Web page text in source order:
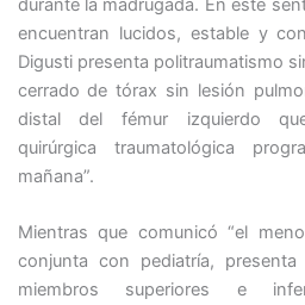
durante la madrugada. En este
encuentran lucidos, estable y
Digusti presenta politraumatismo
cerrado de tórax sin lesión
distal del fémur izquierdo
quirúrgica traumatológica
mañana”.
Mientras que comunicó “el
conjunta con pediatría, presenta
miembros superiores e